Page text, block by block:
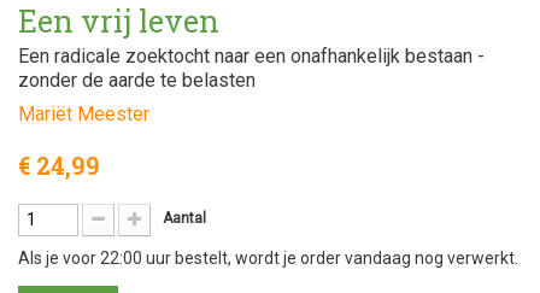
Een vrij leven
Een radicale zoektocht naar een onafhankelijk bestaan -
zonder de aarde te belasten
Mariët Meester
€ 24,99
Aantal
Als je voor 22:00 uur bestelt, wordt je order vandaag nog verwerkt.